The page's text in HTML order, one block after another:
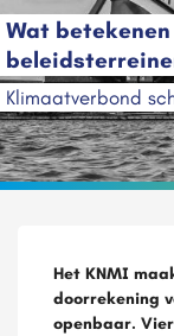
Wat
Klimaatverbond
Het KNMI
doorrekening
openbaar.